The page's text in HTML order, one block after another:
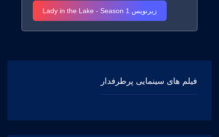
فیلم های سینمایی پرطرفدار
زیرنویس Lady in the Lake - Season 1